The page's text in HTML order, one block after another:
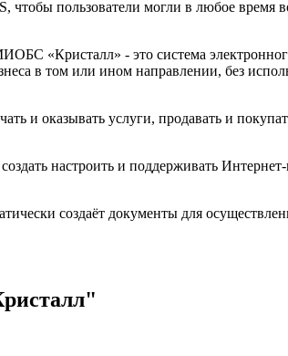
пользователи могли в любое время
«Кристалл» - это система
в том или ином направлении, без
и оказывать услуги, продавать и
настроить и поддерживать
создаёт документы для